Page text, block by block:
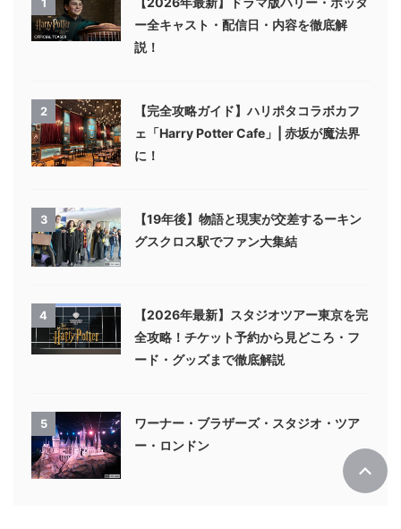
1
ー全キャスト・配信日・内容を徹底解
説！
2
【完全攻略ガイド】ハリポタコラボカフ
ェ「Harry Potter Cafe」| 赤坂が魔法界
に！
3
【19年後】物語と現実が交差するーキン
グスクロス駅でファン大集結
4
【2026年最新】スタジオツアー東京を完
全攻略！チケット予約から見どころ・フ
ード・グッズまで徹底解説
5
ワーナー・ブラザーズ・スタジオ・ツア
ー・ロンドン